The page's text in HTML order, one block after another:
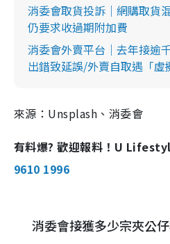
消委會取貨投訴｜網購取貨
仍要求收過期附加費
消委會外賣平台｜去年接逾
出錯致延誤/外賣自取遇「虛
來源：Unsplash、消委會
有料爆? 歡迎報料！U
9610 1996
消委會接獲多少宗夾公